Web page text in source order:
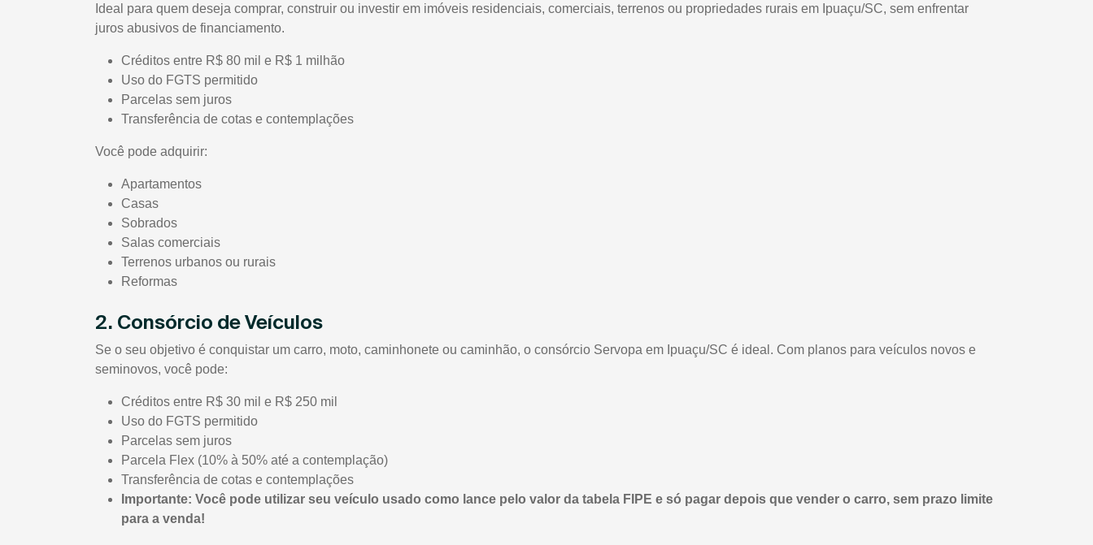
Ideal para quem deseja comprar, construir ou investir em imóveis residenciais, comerciais, terrenos ou propriedades rurais em Ipuaçu/SC, sem enfrentar
juros abusivos de financiamento.
Créditos entre R$ 80 mil e R$ 1 milhão
Uso do FGTS permitido
Parcelas sem juros
Transferência de cotas e contemplações
Você pode adquirir:
Apartamentos
Casas
Sobrados
Salas comerciais
Terrenos urbanos ou rurais
Reformas
2. Consórcio de Veículos
Se o seu objetivo é conquistar um carro, moto, caminhonete ou caminhão, o consórcio Servopa em Ipuaçu/SC é ideal. Com planos para veículos novos e
seminovos, você pode:
Créditos entre R$ 30 mil e R$ 250 mil
Uso do FGTS permitido
Parcelas sem juros
Parcela Flex (10% à 50% até a contemplação)
Transferência de cotas e contemplações
Importante: Você pode utilizar seu veículo usado como lance pelo valor da tabela FIPE e só pagar depois que vender o carro, sem prazo limite
para a venda!